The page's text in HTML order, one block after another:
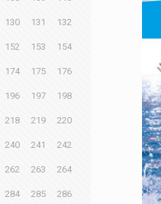
130 131 132
152 153 154
174 175 176
196 197 198
218 219 220
240 241 242
262 263 264
284 285 286